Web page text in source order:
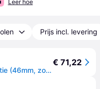
Leer hoe
Prijs incl. levering
Huawei Horloge Fit Speciale Editie (46mm, zonder simkaart), Smartwatches
€ 71,22